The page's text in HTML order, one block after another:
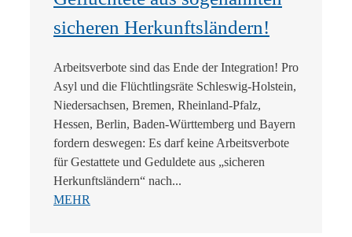
sicheren Herkunftsländern!
Arbeitsverbote sind das Ende der Integration! Pro
Asyl und die Flüchtlingsräte Schleswig-Holstein,
Niedersachsen, Bremen, Rheinland-Pfalz,
Hessen, Berlin, Baden-Württemberg und Bayern
fordern deswegen: Es darf keine Arbeitsverbote
für Gestattete und Geduldete aus „sicheren
Herkunftsländern“ nach...
MEHR